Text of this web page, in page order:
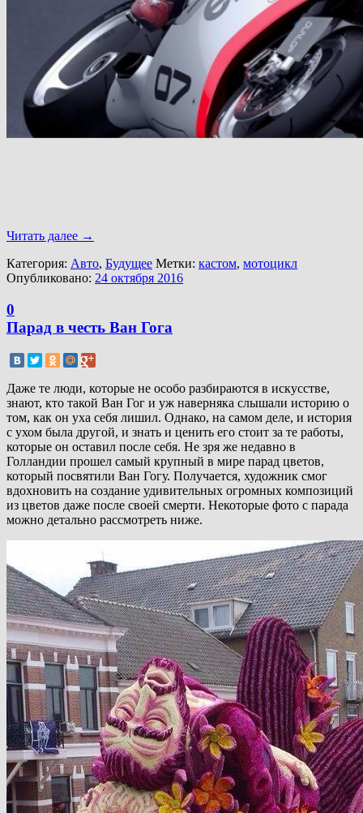
Читать далее →
Категория: Авто, Будущее Метки: кастом, мотоцикл
Опубликовано: 24 октября 2016
0
Парад в честь Ван Гога
Даже те люди, которые не особо разбираются в искусстве,
знают, кто такой Ван Гог и уж наверняка слышали историю о
том, как он уха себя лишил. Однако, на самом деле, и история
с ухом была другой, и знать и ценить его стоит за те работы,
которые он оставил после себя. Не зря же недавно в
Голландии прошел самый крупный в мире парад цветов,
который посвятили Ван Гогу. Получается, художник смог
вдохновить на создание удивительных огромных композиций
из цветов даже после своей смерти. Некоторые фото с парада
можно детально рассмотреть ниже.